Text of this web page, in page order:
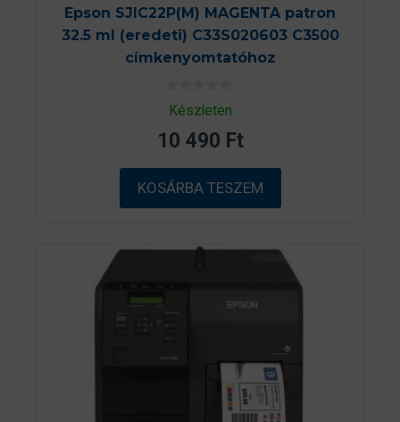
Epson SJIC22P(M) MAGENTA patron
32.5 ml (eredeti) C33S020603 C3500
címkenyomtatóhoz
0
a
5
b
ő
l
Készleten
10 490 Ft
KOSÁRBA TESZEM